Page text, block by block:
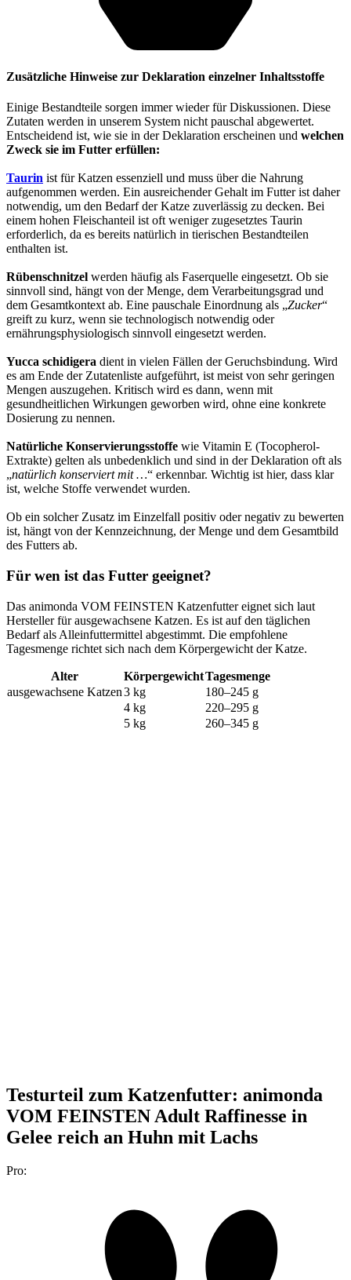
Zusätzliche Hinweise zur Deklaration einzelner Inhaltsstoffe
Einige Bestandteile sorgen immer wieder für Diskussionen. Diese
Zutaten werden in unserem System nicht pauschal abgewertet.
Entscheidend ist, wie sie in der Deklaration erscheinen und welchen
Zweck sie im Futter erfüllen:
Taurin ist für Katzen essenziell und muss über die Nahrung
aufgenommen werden. Ein ausreichender Gehalt im Futter ist daher
notwendig, um den Bedarf der Katze zuverlässig zu decken. Bei
einem hohen Fleischanteil ist oft weniger zugesetztes Taurin
erforderlich, da es bereits natürlich in tierischen Bestandteilen
enthalten ist.
Rübenschnitzel werden häufig als Faserquelle eingesetzt. Ob sie
sinnvoll sind, hängt von der Menge, dem Verarbeitungsgrad und
dem Gesamtkontext ab. Eine pauschale Einordnung als „Zucker“
greift zu kurz, wenn sie technologisch notwendig oder
ernährungsphysiologisch sinnvoll eingesetzt werden.
Yucca schidigera dient in vielen Fällen der Geruchsbindung. Wird
es am Ende der Zutatenliste aufgeführt, ist meist von sehr geringen
Mengen auszugehen. Kritisch wird es dann, wenn mit
gesundheitlichen Wirkungen geworben wird, ohne eine konkrete
Dosierung zu nennen.
Natürliche Konservierungsstoffe wie Vitamin E (Tocopherol-
Extrakte) gelten als unbedenklich und sind in der Deklaration oft als
„natürlich konserviert mit …“ erkennbar. Wichtig ist hier, dass klar
ist, welche Stoffe verwendet wurden.
Ob ein solcher Zusatz im Einzelfall positiv oder negativ zu bewerten
ist, hängt von der Kennzeichnung, der Menge und dem Gesamtbild
des Futters ab.
Für wen ist das Futter geeignet?
Das animonda VOM FEINSTEN Katzenfutter eignet sich laut
Hersteller für ausgewachsene Katzen. Es ist auf den täglichen
Bedarf als Alleinfuttermittel abgestimmt. Die empfohlene
Tagesmenge richtet sich nach dem Körpergewicht der Katze.
Alter KörpergewichtTagesmenge
ausgewachsene Katzen3 kg
180–245 g
4 kg
220–295 g
5 kg
260–345 g
Testurteil zum Katzenfutter: animonda
VOM FEINSTEN Adult Raffinesse in
Gelee reich an Huhn mit Lachs
Pro: